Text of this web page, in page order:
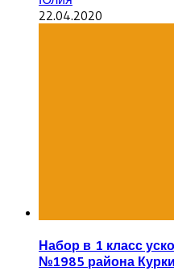
22.04.2020
Набор в 1 класс
№1985 района